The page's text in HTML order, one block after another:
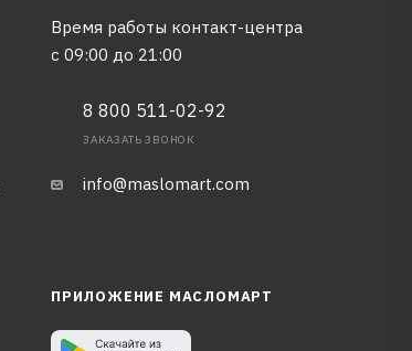
Время работы контакт-центра
с 09:00 до 21:00
8 800 511-02-92
ЗАКАЗАТЬ ЗВОНОК
info@maslomart.com
ПРИЛОЖЕНИЕ МАСЛОМАРТ